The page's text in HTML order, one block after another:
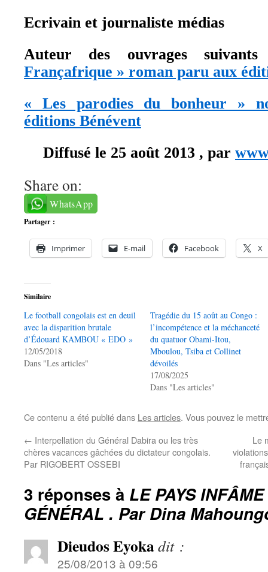
Ecrivain et journaliste médias
Auteur des ouvrages
Françafrique » roman paru aux
« Les parodies du bonheur »
éditions Bénévent
Diffusé le 25 août 2013 , par
Share on:
WhatsApp
Partager :
Imprimer E-mail Facebook X
Similaire
Le football congolais est en deuil
avec la disparition brutale
d’Édouard KAMBOU « EDO »
12/05/2018
Dans "Les articles"
Tragédie du 15 août au Congo :
l’incompétence et la méchanceté
du quatuor Obami-Itou,
Mboulou, Tsiba et Collinet
dévoilés
17/08/2025
Dans "Les articles"
Ce contenu a été publié dans Les articles. Vous pouvez le
← Interpellation du Général Dabira ou les très
chères vacances gâchées du dictateur congolais.
Par RIGOBERT OSSEBI
Le
3 réponses à LE PAYS
GÉNÉRAL . Par Dina
Dieudos Eyokadit :
25/08/2013 à 09:56